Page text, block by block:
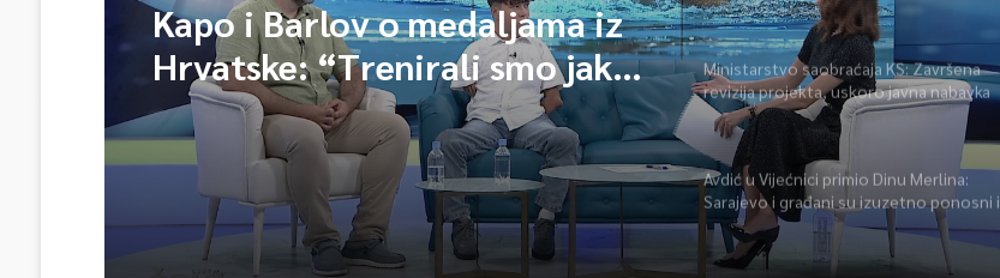
Kapo i Barlov o medaljama iz
Hrvatske: “Trenirali smo jako.
Vjerovali smo”
Ministarstvo saobraćaja KS: Završena
revizija projekta, uskoro javna nabavka
za obnovu mosta u ulici Ive Andrića
Avdić u Vijećnici primio Dinu Merlina:
Sarajevo i građani su izuzetno ponosni i
zahvalni